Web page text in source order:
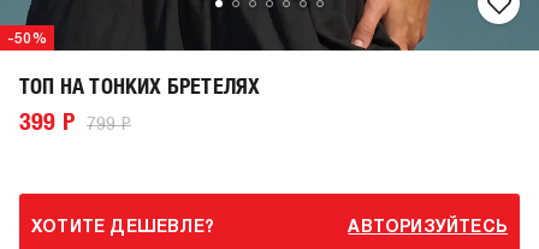
-50%
ТОП НА ТОНКИХ БРЕТЕЛЯХ
399 Р 799 Р
ХОТИТЕ ДЕШЕВЛЕ? АВТОРИЗУЙТЕСЬ